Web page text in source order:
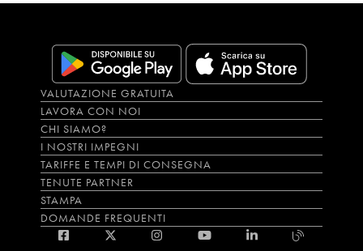
VALUTAZIONE GRATUITA
LAVORA CON NOI
CHI SIAMO?
I NOSTRI IMPEGNI
TARIFFE E TEMPI DI CONSEGNA
TENUTE PARTNER
STAMPA
DOMANDE FREQUENTI